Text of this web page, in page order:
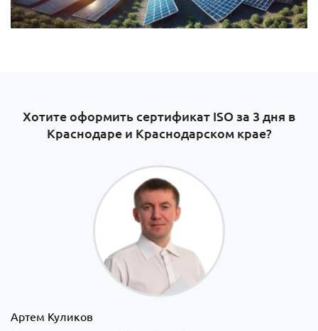
Хотите оформить сертификат ISO за 3 дня в
Краснодаре и Краснодарском крае?
Артем Куликов